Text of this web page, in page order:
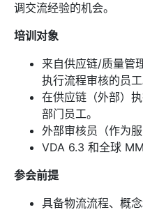
调交流经验的机会。
培训对象
来自供应链/质量管
执行流程审核的员工
在供应链（外部）
部门员工。
外部审核员（作为服
VDA 6.3 和全球
参会前提
具备物流流程、概